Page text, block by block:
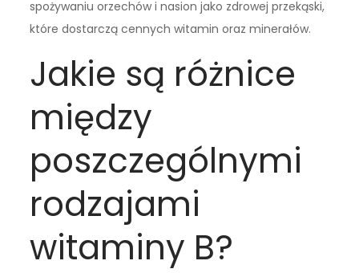
spożywaniu orzechów i nasion jako zdrowej przekąski,
które dostarczą cennych witamin oraz minerałów.
Jakie są różnice
między
poszczególnymi
rodzajami
witaminy B?